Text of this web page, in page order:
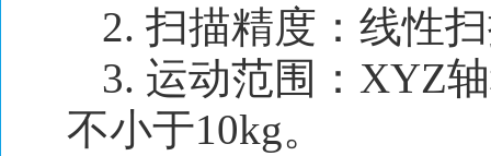
2. 扫描精度：线性
3. 运动范围：XYZ
不小于10kg。